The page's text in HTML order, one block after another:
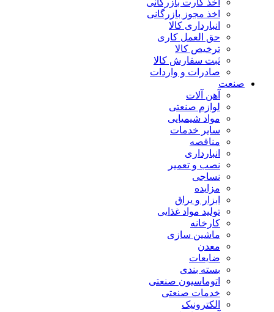
اخذ کارت بازرگانی
اخذ مجوز بازرگانی
انبارداری کالا
حق العمل کاری
ترخیص کالا
ثبت سفارش کالا
صادرات و واردات
صنعت
آهن آلات
لوازم صنعتی
مواد شیمیایی
سایر خدمات
مناقصه
انبارداری
نصب و تعمیر
نساجی
مزایده
ابزار و یراق
تولید مواد غذایی
کارخانه
ماشین سازی
معدن
ضایعات
بسته بندی
اتوماسیون صنعتی
خدمات صنعتی
الکترونیک